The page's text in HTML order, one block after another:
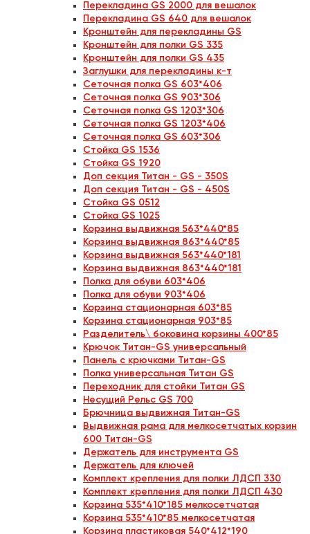
Перекладина GS 2000 для вешалок
Перекладина GS 640 для вешалок
Кронштейн для перекладины GS
Кронштейн для полки GS 335
Кронштейн для полки GS 435
Заглушки для перекладины к-т
Сеточная полка GS 603*406
Сеточная полка GS 903*306
Сеточная полка GS 1203*306
Сеточная полка GS 1203*406
Сеточная полка GS 603*306
Стойка GS 1536
Стойка GS 1920
Доп секция Титан - GS - 350S
Доп секция Титан - GS - 450S
Стойка GS 0512
Стойка GS 1025
Корзина выдвижная 563*440*85
Корзина выдвижная 863*440*85
Корзина выдвижная 563*440*181
Корзина выдвижная 863*440*181
Полка для обуви 603*406
Полка для обуви 903*406
Корзина стационарная 603*85
Корзина стационарная 903*85
Разделитель\ боковина корзины 400*85
Крючок Титан-GS универсальный
Панель с крючками Титан-GS
Полка универсальная Титан GS
Переходник для стойки Титан GS
Несущий Рельс GS 700
Брючница выдвижная Титан-GS
Выдвижная рама для мелкосетчатых корзин
600 Титан-GS
Держатель для инструмента GS
Держатель для ключей
Комплект крепления для полки ЛДСП 330
Комплект крепления для полки ЛДСП 430
Корзина 535*410*185 мелкосетчатая
Корзина 535*410*85 мелкосетчатая
Корзина пластиковая 540*412*190